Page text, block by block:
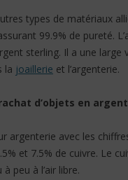
types de matériaux
99.9% de pureté.
sterling. Il a une large
la joaillerie et l’argenterie.
d’objets en argent
avec les
et 7.5% de cuivre. Le
peu à l’air libre.